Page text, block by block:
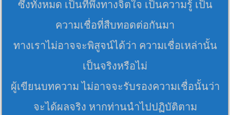
ซึ่งทั้งหมด เป็นที่พึ่งทางจิตใจ เป็นความรู้ เป็น
ความเชื่อที่สืบทอดต่อกันมา
ทางเราไม่อาจจะพิสูจน์ได้ว่า ความเชื่อเหล่านั้น
เป็นจริงหรือไม่
ผู้เขียนบทความ ไม่อาจจะรับรองความเชื่อนั้นว่า
จะได้ผลจริง หากท่านนำไปปฏิบัติตาม